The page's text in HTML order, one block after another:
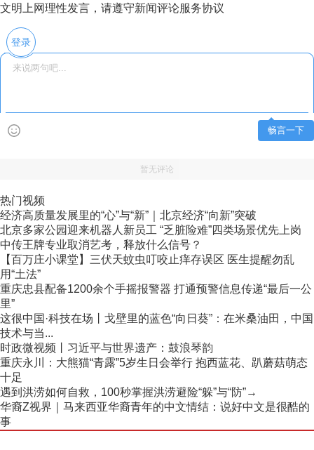
文明上网理性发言，请遵守新闻评论服务协议
登录
畅言一下
暂无评论
热门视频
经济高质量发展里的“心”与“新”｜北京经济“向新”突破
北京多家公园迎来机器人新员工 “乏脏险难”四类场景优先上岗
中传王牌专业取消艺考，释放什么信号？
【百万庄小课堂】三伏天蚊虫叮咬止痒存误区 医生提醒勿乱
用“土法”
重庆忠县配备1200余个手摇报警器 打通预警信息传递“最后一公
里”
这很中国·科技在场丨戈壁里的蓝色“向日葵”：在米桑油田，中国
技术与当...
时政微视频丨习近平与世界遗产：鼓浪琴韵
重庆永川：大熊猫“青露”5岁生日会举行 抱西蓝花、趴蘑菇萌态
十足
遇到洪涝如何自救，100秒掌握洪涝避险“躲”与“防”→
华裔Z视界｜马来西亚华裔青年的中文情结：说好中文是很酷的
事